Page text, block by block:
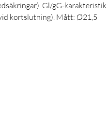
Gl/gG-karakteristik
kortslutning). Mått: Ø21,5